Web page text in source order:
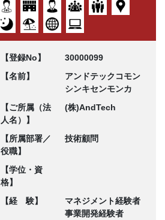
【登録No】
30000099
【名前】
アンドテックコモン
シンキセンモンカ
【ご所属（法
人名）】
(株)AndTech
【所属部署／
役職】
技術顧問
【学位・資
格】
【経 験】
マネジメント経験者
事業開発経験者